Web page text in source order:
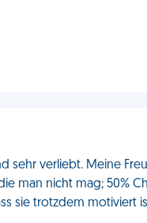
sehr verliebt. Meine
man nicht mag; 50%
sie trotzdem motiviert